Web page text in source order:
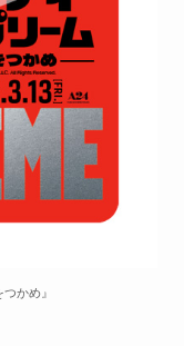
かめ』